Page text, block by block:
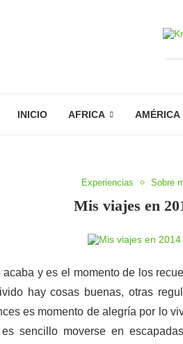
INICIO AFRICA AMÉRICA
Experiencias Sobre
Mis viajes en
y es el momento de los
hay cosas buenas, otras
es momento de alegría por lo
sencillo moverse en